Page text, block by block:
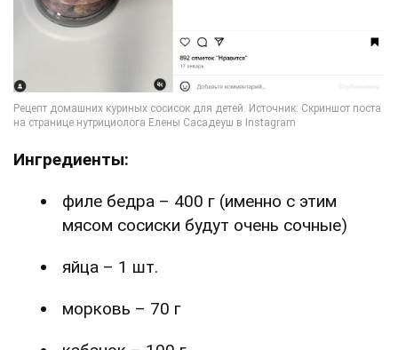
Ингредиенты:
филе бедра – 400 г (именно с этим
мясом сосиски будут очень сочные)
яйца – 1 шт.
морковь – 70 г